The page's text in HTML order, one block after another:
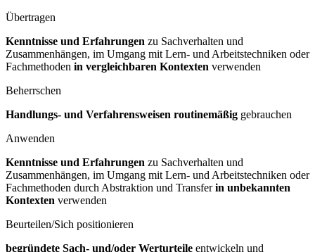
Übertragen
Kenntnisse und Erfahrungen zu Sachverhalten und
Zusammenhängen, im Umgang mit Lern- und Arbeitstechniken oder
Fachmethoden in vergleichbaren Kontexten verwenden
Beherrschen
Handlungs- und Verfahrensweisen routinemäßig gebrauchen
Anwenden
Kenntnisse und Erfahrungen zu Sachverhalten und
Zusammenhängen, im Umgang mit Lern- und Arbeitstechniken oder
Fachmethoden durch Abstraktion und Transferin unbekannten
Kontexten verwenden
Beurteilen/Sich positionieren
begründete Sach- und/oder Werturteile entwickeln und